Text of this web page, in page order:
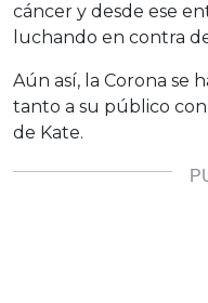
cáncer y desde ese
luchando en contra
Aún así, la Corona se
tanto a su público
de Kate.